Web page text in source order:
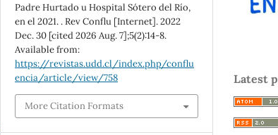
Padre Hurtado u Hospital Sótero del Río,
en el 2021. . Rev Conflu [Internet]. 2022
Dec. 30 [cited 2026 Aug. 7];5(2):14-8.
Available from:
https://revistas.udd.cl/index.php/conflu
encia/article/view/758
More Citation Formats
Latest